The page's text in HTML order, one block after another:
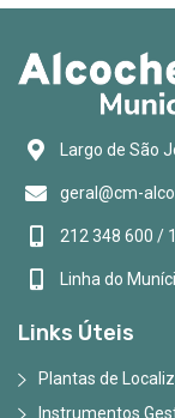
Largo de São
geral@cm-
212 348 600 / 1
Linha do
Links Úteis
Plantas de
Instrumentos